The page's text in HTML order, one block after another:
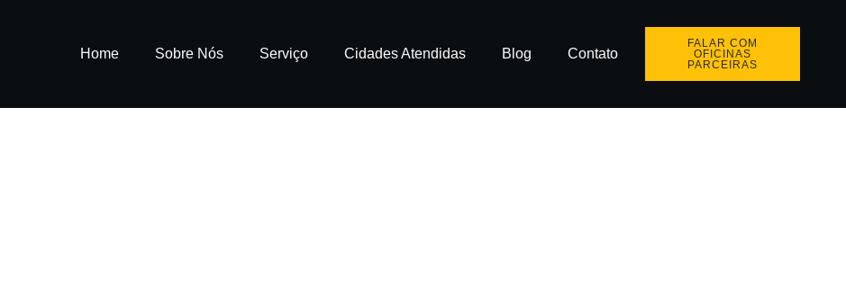
Home Sobre Nós Serviço Cidades Atendidas Blog Contato
FALAR COM
OFICINAS
PARCEIRAS